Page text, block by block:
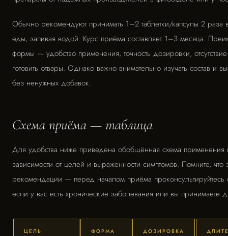
Обычно рекомендуют принимать 1–2 таблетки/капсулы 2 раза
еды, запивая водой. Курс приёма составляет 1–3 месяца.
формы — удобство применения, точность дозировки,
готовить отвары. Однако важно внимательно изучать состав и
без ненужных добавок.
Схема приёма — таблица
Для удобства ниже приведена обобщённая схема
зависимости от целей и выраженности симптомов. Помните,
рекомендации — перед началом приёма
если у вас есть хронические заболевания или вы принимаете
ЦЕЛЬ ФОРМА ДОЗИРОВКА